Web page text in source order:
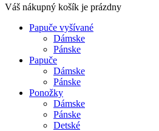
Váš nákupný košík je prázdny
Papuče vyšívané
Dámske
Pánske
Papuče
Dámske
Pánske
Ponožky
Dámske
Pánske
Detské